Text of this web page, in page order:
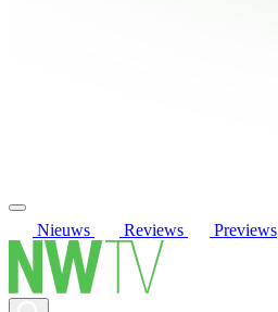
Nieuws Reviews Previews